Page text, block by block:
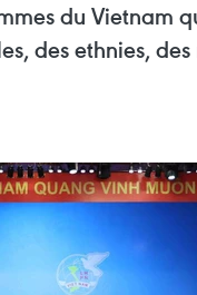
du Vietnam
des ethnies,